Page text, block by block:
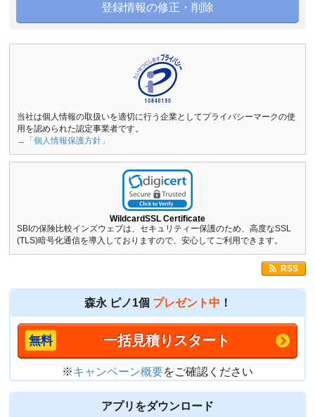
登録情報の修正・削除
当社は個人情報の取扱いを適切に行う企業としてプライバシーマークの使
用を認められた認定事業者です。
→「個人情報保護方針」
WildcardSSL Certificate
SBIの保険比較インズウェブは、セキュリティー保護のため、高度なSSL
(TLS)暗号化通信を導入しておりますので、安心してご利用できます。
RSS
森永 ピノ1個 プレゼント中 ！
一括見積りスタート
※キャンペーン概要をご確認ください
アプリをダウンロード